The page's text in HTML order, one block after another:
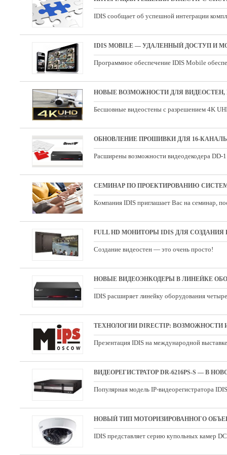
IDIS сообщает об успешной интеграции
IDIS MOBILE — УДАЛЕННЫЙ ДОСТУП И
Программное обеспечение IDIS Mobile
НОВЫЕ ВОЗМОЖНОСТИ ДЛЯ ВИДЕОСТЕН,
Бесшовные видеостены с разрешением 4K
ОБНОВЛЕНИЕ ПРОШИВКИ ДЛЯ 16-
Расширены возможности видеодекодера DD-
CЕМИНАР ПО ПРОЕКТИРОВАНИЮ
Компания IDIS приглашает Вас на семинар,
FULL HD МОНИТОРЫ IDIS ДЛЯ СОЗДАНИЯ
Создание видеостен — это очень просто!
НОВЫЕ ВИДЕОЭНКОДЕРЫ В ЛИНЕЙКЕ
IDIS расширяет линейку оборудования
ТЕХНОЛОГИИ DIRECTIP:
Презентация IDIS на международной
ВИДЕОРЕГИСТРАТОР DR-6216PS-S — В
Популярная модель IP-видеорегистратора
НОВЫЙ ТИП МОТОРИЗИРОВАННОГО
IDIS представляет серию купольных камер